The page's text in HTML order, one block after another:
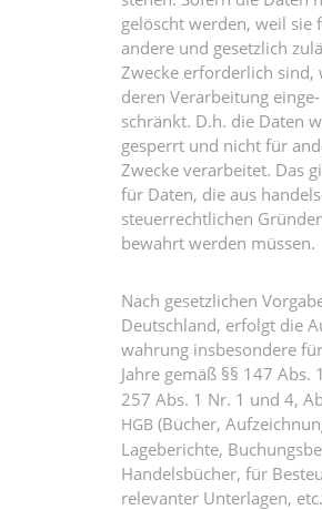
gelöscht wer­den, weil sie
ande­re und gesetz­lich
Zwe­cke erfor­der­lich sind,
deren Ver­ar­bei­tung ein­ge­
schränkt. D.h. die Daten
gesperrt und nicht für
Zwe­cke ver­ar­bei­tet. Das
für Daten, die aus
steu­er­recht­li­chen
be­wahrt wer­den müssen.
Nach gesetz­li­chen
Deutsch­land, erfolgt die
wah­rung ins­be­son­de­re
Jah­re gemäß §§ 147 Abs. 1
257 Abs. 1 Nr. 1 und 4,
HGB (Bücher,
Lage­be­rich­te,
Han­dels­bü­cher, für
rele­van­ter Unter­la­gen,